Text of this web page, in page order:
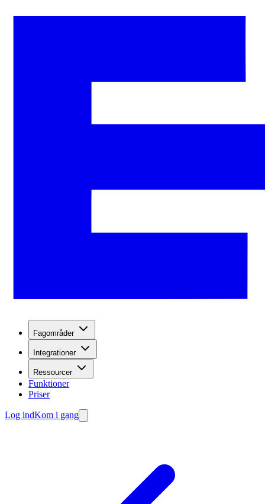
Fagområder
Integrationer
Ressourcer
Funktioner
Priser
Log indKom i gang